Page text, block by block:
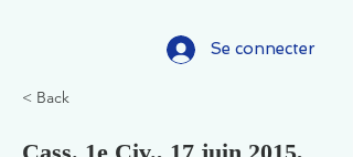
Se connecter
< Back